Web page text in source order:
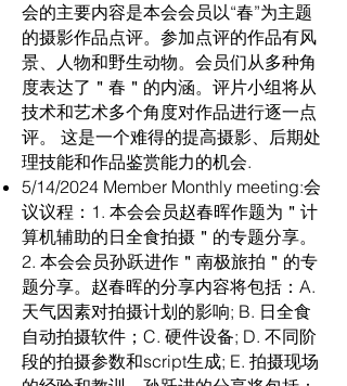
会的主要内容是本会会员以“春”为主题
的摄影作品点评。参加点评的作品有风
景、人物和野生动物。会员们从多种角
度表达了＂春＂的内涵。评片小组将从
技术和艺术多个角度对作品进行逐一点
评。 这是一个难得的提高摄影、后期处
理技能和作品鉴赏能力的机会.
5/14/2024 Member Monthly meeting:会
议议程：1. 本会会员赵春晖作题为＂计
算机辅助的日全食拍摄＂的专题分享。
2. 本会会员孙跃进作＂南极旅拍＂的专
题分享。赵春晖的分享内容将包括：A.
天气因素对拍摄计划的影响; B. 日全食
自动拍摄软件；C. 硬件设备; D. 不同阶
段的拍摄参数和script生成; E. 拍摄现场